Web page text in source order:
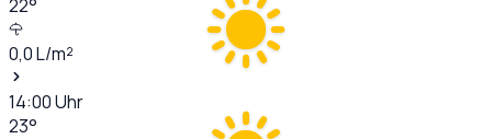
22°
0,0L/m²
14:00Uhr
23°